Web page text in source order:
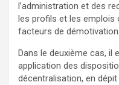
l’administration et des
les profils et les emplois
facteurs de
Dans le deuxième cas,
application des
décentralisation, en